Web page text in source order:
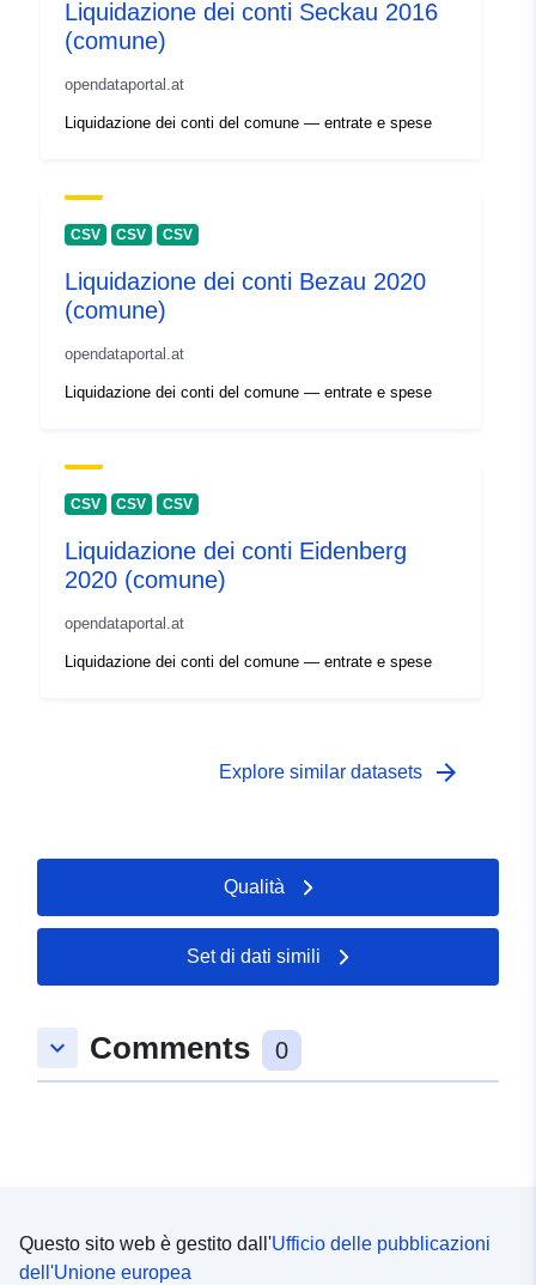
Liquidazione dei conti Seckau 2016
(comune)
opendataportal.at
Liquidazione dei conti del comune — entrate e spese
CSV CSV CSV
Liquidazione dei conti Bezau 2020
(comune)
opendataportal.at
Liquidazione dei conti del comune — entrate e spese
CSV CSV CSV
Liquidazione dei conti Eidenberg
2020 (comune)
opendataportal.at
Liquidazione dei conti del comune — entrate e spese
Explore similar datasets arrow_forward
Qualità
Set di dati simili
keyboard_arrow_down Comments 0
Questo sito web è gestito dall'Ufficio delle pubblicazioni
dell'Unione europea